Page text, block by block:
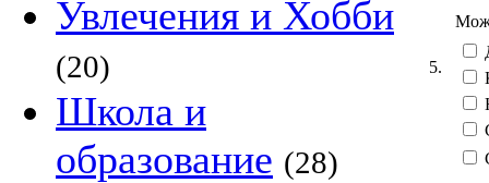
Увлечения и Хобби
(20)
Школа и
образование (28)
5.